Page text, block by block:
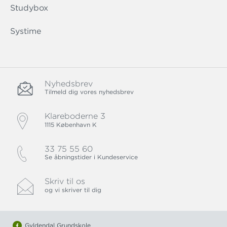
Studybox
Systime
Nyhedsbrev
Tilmeld dig vores nyhedsbrev
Klareboderne 3
1115 København K
33 75 55 60
Se åbningstider i Kundeservice
Skriv til os
og vi skriver til dig
Gyldendal Grundskole